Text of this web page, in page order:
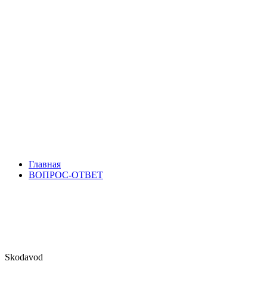
Главная
ВОПРОС-ОТВЕТ
Skodavod